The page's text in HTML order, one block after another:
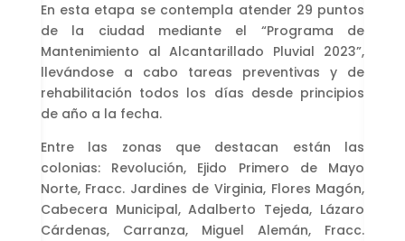
En esta etapa se contempla atender 29 puntos
de la ciudad mediante el “Programa de
Mantenimiento al Alcantarillado Pluvial 2023”,
llevándose a cabo tareas preventivas y de
rehabilitación todos los días desde principios
de año a la fecha.
Entre las zonas que destacan están las
colonias: Revolución, Ejido Primero de Mayo
Norte, Fracc. Jardines de Virginia, Flores Magón,
Cabecera Municipal, Adalberto Tejeda, Lázaro
Cárdenas, Carranza, Miguel Alemán, Fracc.